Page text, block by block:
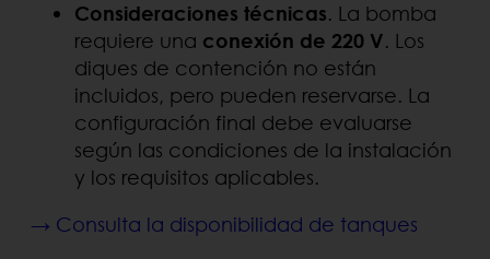
Consideraciones técnicas. La bomba
requiere una conexión de 220 V. Los
diques de contención no están
incluidos, pero pueden reservarse. La
configuración final debe evaluarse
según las condiciones de la instalación
y los requisitos aplicables.
→ Consulta la disponibilidad de tanques